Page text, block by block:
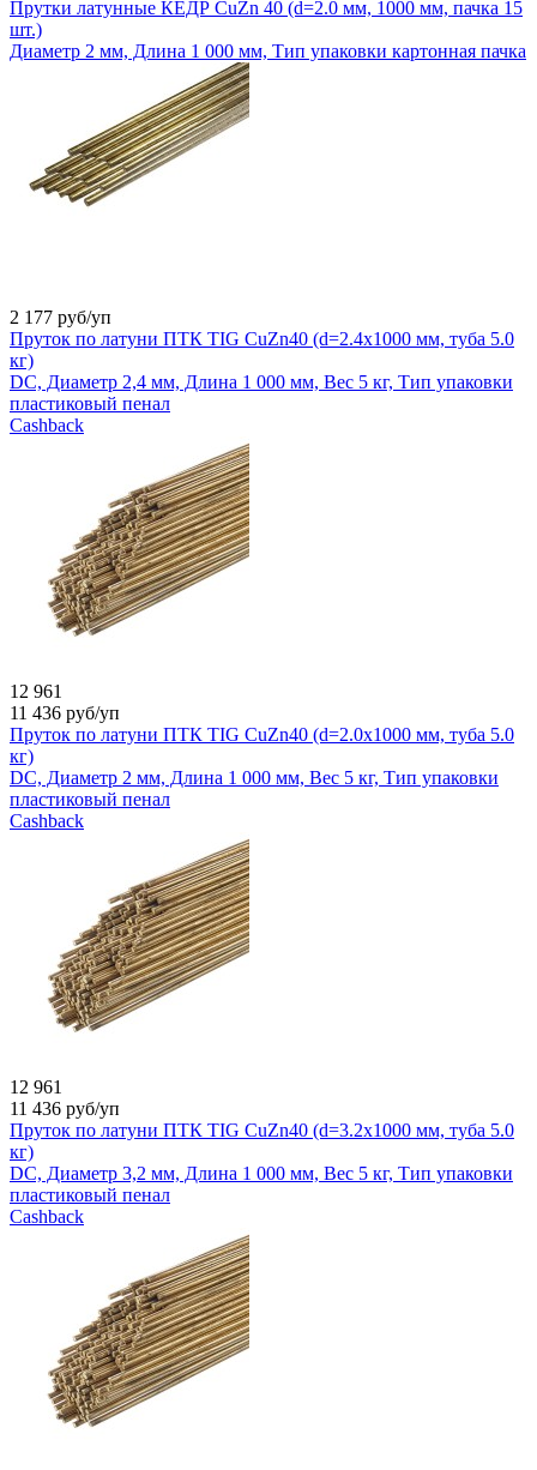
Прутки латунные КЕДР CuZn 40 (d=2.0 мм, 1000 мм, пачка 15
шт.)
Диаметр 2 мм, Длина 1 000 мм, Тип упаковки картонная пачка
2 177 руб/уп
Пруток по латуни ПТК TIG CuZn40 (d=2.4x1000 мм, туба 5.0
кг)
DC, Диаметр 2,4 мм, Длина 1 000 мм, Вес 5 кг, Тип упаковки
пластиковый пенал
Cashback
12 961
11 436 руб/уп
Пруток по латуни ПТК TIG CuZn40 (d=2.0x1000 мм, туба 5.0
кг)
DC, Диаметр 2 мм, Длина 1 000 мм, Вес 5 кг, Тип упаковки
пластиковый пенал
Cashback
12 961
11 436 руб/уп
Пруток по латуни ПТК TIG CuZn40 (d=3.2x1000 мм, туба 5.0
кг)
DC, Диаметр 3,2 мм, Длина 1 000 мм, Вес 5 кг, Тип упаковки
пластиковый пенал
Cashback